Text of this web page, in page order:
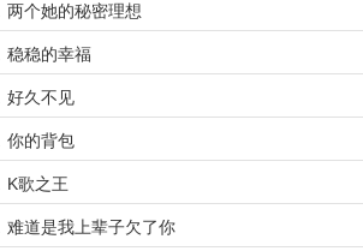
两个她的秘密理想
稳稳的幸福
好久不见
你的背包
K歌之王
难道是我上辈子欠了你